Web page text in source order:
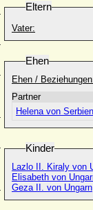
Eltern
Vater:
Ehen
Ehen /
Partner
Helena von
Kinder
Lazlo II. Kiraly von
Elisabeth von
Geza II. von Ungarn